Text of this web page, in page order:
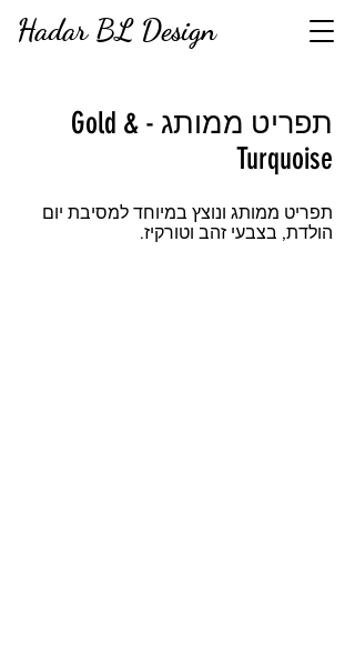
Hadar BL Design
תפריט ממותג - Gold &
Turquoise
תפריט ממותג ונוצץ במיוחד למסיבת יום
הולדת, בצבעי זהב וטורקיז.